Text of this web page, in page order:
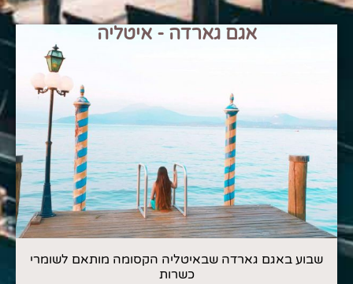
אגם גארדה - איטליה
שבוע באגם גארדה שבאיטליה הקסומה מותאם לשומרי
כשרות